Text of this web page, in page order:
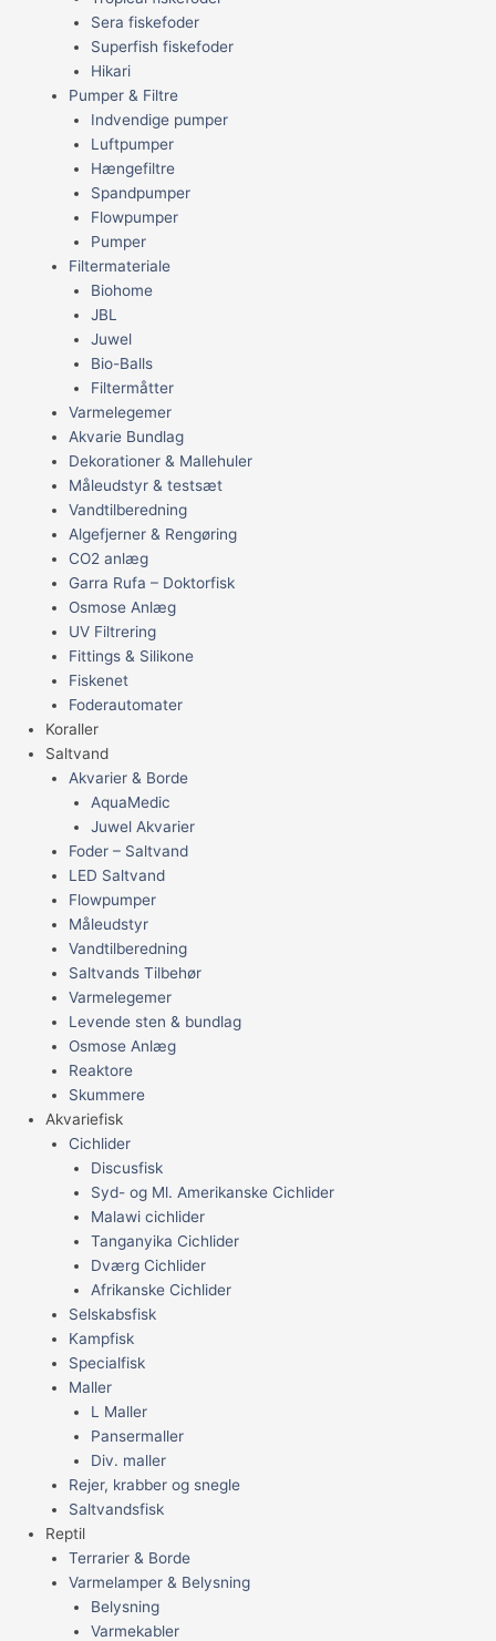
Sera fiskefoder
Superfish fiskefoder
Hikari
Pumper & Filtre
Indvendige pumper
Luftpumper
Hængefiltre
Spandpumper
Flowpumper
Pumper
Filtermateriale
Biohome
JBL
Juwel
Bio-Balls
Filtermåtter
Varmelegemer
Akvarie Bundlag
Dekorationer & Mallehuler
Måleudstyr & testsæt
Vandtilberedning
Algefjerner & Rengøring
CO2 anlæg
Garra Rufa – Doktorfisk
Osmose Anlæg
UV Filtrering
Fittings & Silikone
Fiskenet
Foderautomater
Koraller
Saltvand
Akvarier & Borde
AquaMedic
Juwel Akvarier
Foder – Saltvand
LED Saltvand
Flowpumper
Måleudstyr
Vandtilberedning
Saltvands Tilbehør
Varmelegemer
Levende sten & bundlag
Osmose Anlæg
Reaktore
Skummere
Akvariefisk
Cichlider
Discusfisk
Syd- og Ml. Amerikanske Cichlider
Malawi cichlider
Tanganyika Cichlider
Dværg Cichlider
Afrikanske Cichlider
Selskabsfisk
Kampfisk
Specialfisk
Maller
L Maller
Pansermaller
Div. maller
Rejer, krabber og snegle
Saltvandsfisk
Reptil
Terrarier & Borde
Varmelamper & Belysning
Belysning
Varmekabler